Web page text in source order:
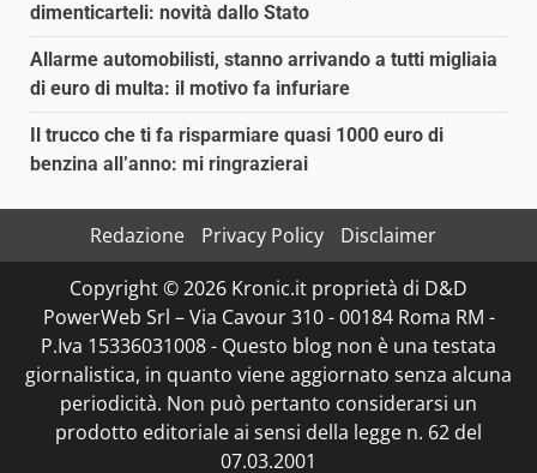
dimenticarteli: novità dallo Stato
Allarme automobilisti, stanno arrivando a tutti migliaia
di euro di multa: il motivo fa infuriare
Il trucco che ti fa risparmiare quasi 1000 euro di
benzina all’anno: mi ringrazierai
Redazione Privacy Policy
Disclaimer
Copyright © 2026 Kronic.it proprietà di D&D
PowerWeb Srl – Via Cavour 310 - 00184 Roma RM -
P.Iva 15336031008 - Questo blog non è una testata
giornalistica, in quanto viene aggiornato senza alcuna
periodicità. Non può pertanto considerarsi un
prodotto editoriale ai sensi della legge n. 62 del
07.03.2001